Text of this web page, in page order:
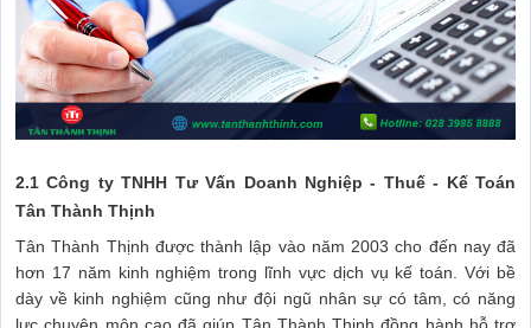
2.1 Công ty TNHH Tư Vấn Doanh Nghiệp - Thuế - Kế Toán
Tân Thành Thịnh
Tân Thành Thịnh được thành lập vào năm 2003 cho đến nay đã
hơn 17 năm kinh nghiệm trong lĩnh vực dịch vụ kế toán. Với bề
dày về kinh nghiệm cũng như đội ngũ nhân sự có tâm, có năng